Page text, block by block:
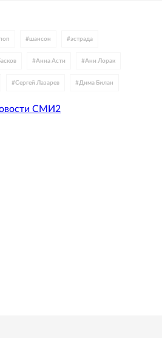
#шансон #эстрада
#Анна Асти #Ани Лорак
#Сергей Лазарев #Дима Билан
СМИ2